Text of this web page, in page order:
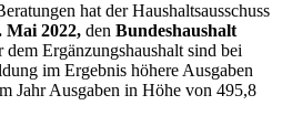
hat der Haushaltsausschuss
Mai 2022, den Bundeshaushalt
dem Ergänzungshaushalt sind bei
im Ergebnis höhere Ausgaben
Jahr Ausgaben in Höhe von 495,8